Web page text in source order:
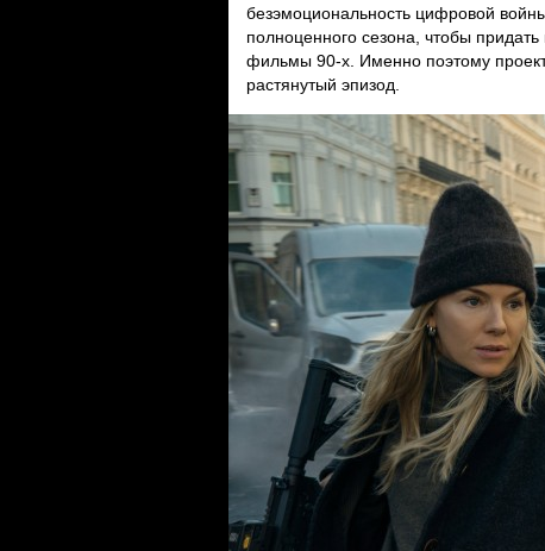
безэмоциональность цифровой
полноценного сезона, чтобы
фильмы 90-х. Именно поэтому
растянутый эпизод.